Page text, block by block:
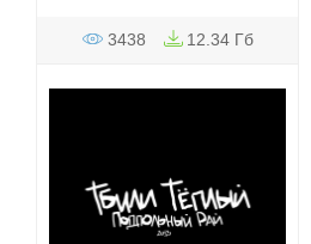
3438 12.34 Гб